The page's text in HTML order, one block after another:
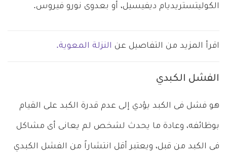
الكوليتستريديام ديفيسيل، أو بعدوى نورو فيروس.
اقرأ المزيد من التفاصيل عن النزلة المعوية.
الفشل الكبدي
هو فشل فى الكبد يؤدي إلى عدم قدرة الكبد على القيام
بوظائفه، وعادة ما يحدث لشخص لم يعانى أى مشاكل
فى الكبد من قبل، ويعتبر أقل انتشاراً من الفشل الكبدي